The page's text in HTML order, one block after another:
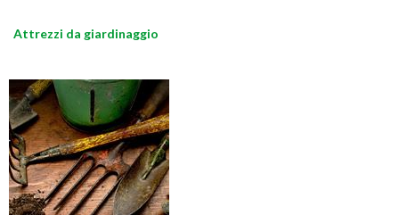
Attrezzi da giardinaggio